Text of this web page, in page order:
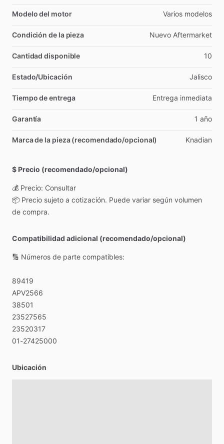
Modelo del motor Varios modelos
Condición de la pieza Nuevo Aftermarket
Cantidad disponible 10
Estado/Ubicación Jalisco
Tiempo de entrega Entrega inmediata
Garantía 1 año
Marca de la pieza (recomendado/opcional) Knadian
$ Precio (recomendado/opcional)
💰 Precio: Consultar
📦 Precio sujeto a cotización. Puede variar según volumen
de compra.
Compatibilidad adicional (recomendado/opcional)
🔢 Números de parte compatibles:
89419
APV2566
38501
23527565
23520317
01-27425000
Ubicación